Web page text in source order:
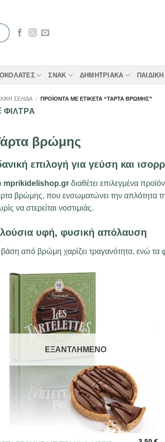
ΣΝΑΚ ΔΗΜΗΤΡΙΑΚΆ
ΣΕΛΊΔΑ / ΠΡΟΪΌΝΤΑ ΜΕ ΕΤΙΚΈΤΑ “ΤΆΡΤΑ ΒΡΏΜΗΣ”
ΦΙΛΤΡΑ
βρώμης
επιλογή για γεύση και
mprikidelishop.gr διαθέτει επιλεγμένα
βρώμης, που ενσωματώνει την απλότητα
να στερείται νοστιμιάς.
υφή, φυσική απόλαυση
βάση από βρώμη χαρίζει τραγανότητα, ενώ τα
ΕΞΑΝΤΛΗΜΈΝΟ